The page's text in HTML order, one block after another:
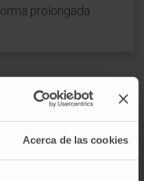
Acerca de las cookies
prolongada.
Diccionario Médico de la
como objetivo principal
Esta información es
en ningún caso el consejo,